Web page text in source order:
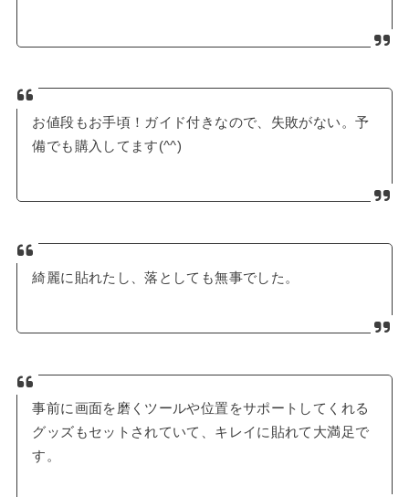
お値段もお手頃！ガイド付きなので、失敗がない。予
備でも購入してます(^^)
綺麗に貼れたし、落としても無事でした。
事前に画面を磨くツールや位置をサポートしてくれる
グッズもセットされていて、キレイに貼れて大満足で
す。